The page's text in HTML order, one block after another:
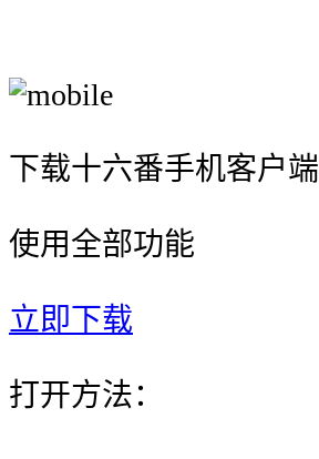
下载十六番手机客户端
使用全部功能
立即下载
打开方法：